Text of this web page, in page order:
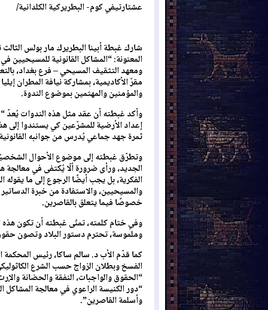
عشتارتيفي كوم- البطريركية الكلدانية/
المعنونة: “المشاكل القانونية للمسيحيين
ومعهد التثقيف المسيحي – فرع بغداد،
مقرّ الأكاديمية، بمشاركة نيافة المطران
والمؤمنين والمهتمين بموضوع الندوة.
وأكد غبطته أن عقد مثل هذه الندوات يُعدّ
إعداد الأرضية للمشرّعين كي يستندوا إلى
ثمرة جهد جماعي يُدرس من جوانبه
وتطرّق غبطته إلى موضوع الأحوال الشخصيّة
الجديد، ورأى ضرورة ألّا يُكتفى في معالجة
الفكرية، بل يجب أيضًا الرجوع إلى ما يقوله
والمسيحيين، والاستفادة من خبرة
خصوصًا فيما يتعلق بالقاصرين.
وفي ختام كلمته، تمنّى غبطته أن تكون
وملموسة، تحترم دستور البلاد وتصون
كما قدّم الأب د. سالم ساكا، رئيس المحكمة
الفسخ وبطلان الزواج حسب الشرع
“الحقوق والواجبات، النفقة والحضانة
“دور الكنيسة الراعوي في معالجة
وأسلمة القاصرين”.